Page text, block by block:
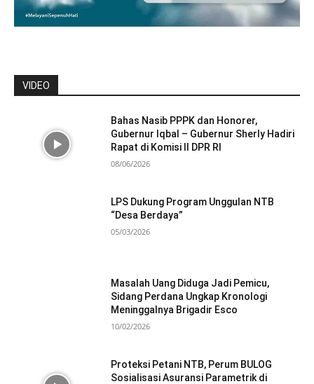
VIDEO
Bahas Nasib PPPK dan Honorer,
Gubernur Iqbal – Gubernur Sherly Hadiri
Rapat di Komisi II DPR RI
08/06/2026
LPS Dukung Program Unggulan NTB
“Desa Berdaya”
05/03/2026
Masalah Uang Diduga Jadi Pemicu,
Sidang Perdana Ungkap Kronologi
Meninggalnya Brigadir Esco
10/02/2026
Proteksi Petani NTB, Perum BULOG
Sosialisasi Asuransi Parametrik di